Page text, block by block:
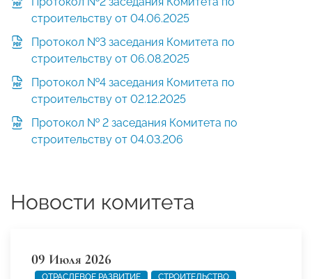
строительству от 04.06.2025
Протокол №3 заседания Комитета по
строительству от 06.08.2025
Протокол №4 заседания Комитета по
строительству от 02.12.2025
Протокол № 2 заседания Комитета по
строительству от 04.03.206
Новости комитета
09 Июля 2026
ОТРАСЛЕВОЕ РАЗВИТИЕ СТРОИТЕЛЬСТВО